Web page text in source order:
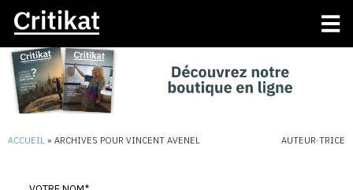
ACCUEIL » ARCHIVES POUR VINCENT AVENEL AUTEUR·TRICE